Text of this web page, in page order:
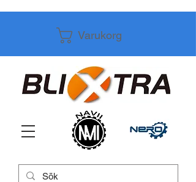
Varukorg